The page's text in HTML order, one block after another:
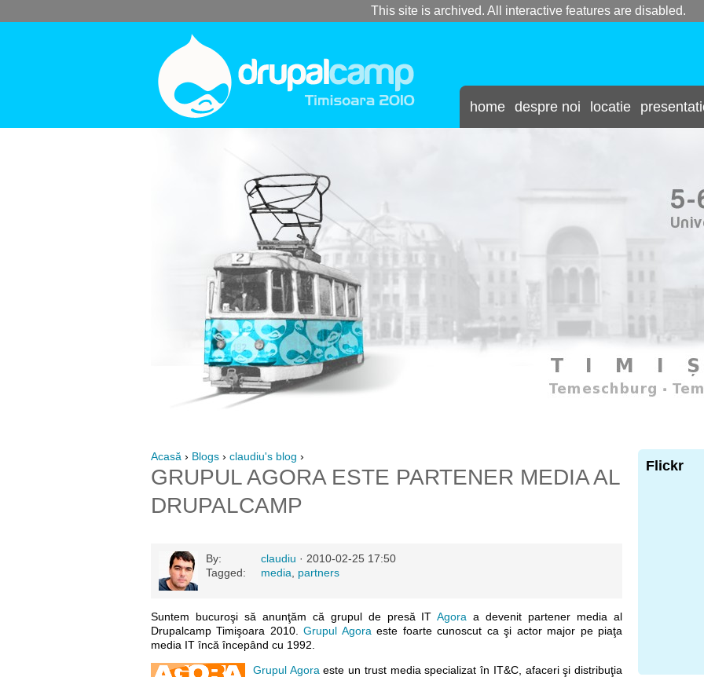
This site is archived. All interactive features are disabled.
home despre noi locatie
Acasă › Blogs › claudiu's blog ›
GRUPUL AGORA ESTE PARTENER MEDIA AL
DRUPALCAMP
By: claudiu · 2010-02-25 17:50
Tagged:
media partners
Suntem bucuroşi să anunţăm că grupul de presă ITAgora a devenit partener media al
Drupalcamp Timişoara 2010.Grupul Agora este foarte cunoscut ca şi actor major pe piaţa
media IT încă începând cu 1992.
Grupul Agora este un trust media specializat în IT&C, afaceri şi distribuţia
Flickr